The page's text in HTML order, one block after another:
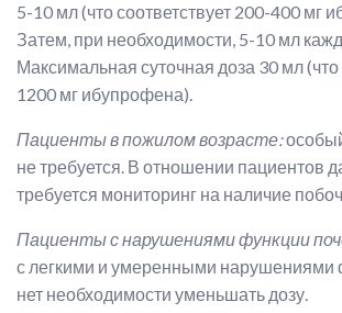
5-10 мл (что соответствует 200-400 мг
Затем, при необходимости, 5-10 мл
Максимальная суточная доза 30 мл (что
1200 мг ибупрофена).
Пациенты в пожилом возрасте:
не требуется. В отношении пациентов
требуется мониторинг на наличие
Пациенты с нарушениями функции
с легкими и умеренными нарушениями
нет необходимости уменьшать дозу.